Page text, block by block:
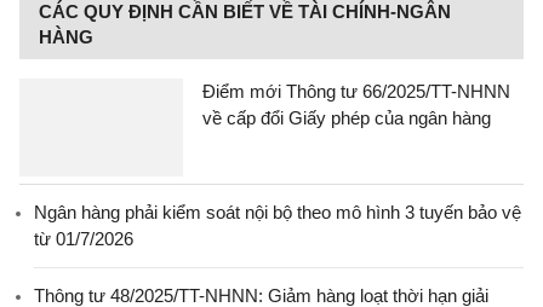
CÁC QUY ĐỊNH CẦN BIẾT VỀ TÀI CHÍNH-NGÂN
HÀNG
Điểm mới Thông tư 66/2025/TT-NHNN
về cấp đổi Giấy phép của ngân hàng
Ngân hàng phải kiểm soát nội bộ theo mô hình 3 tuyến bảo vệ
từ 01/7/2026
Thông tư 48/2025/TT-NHNN: Giảm hàng loạt thời hạn giải